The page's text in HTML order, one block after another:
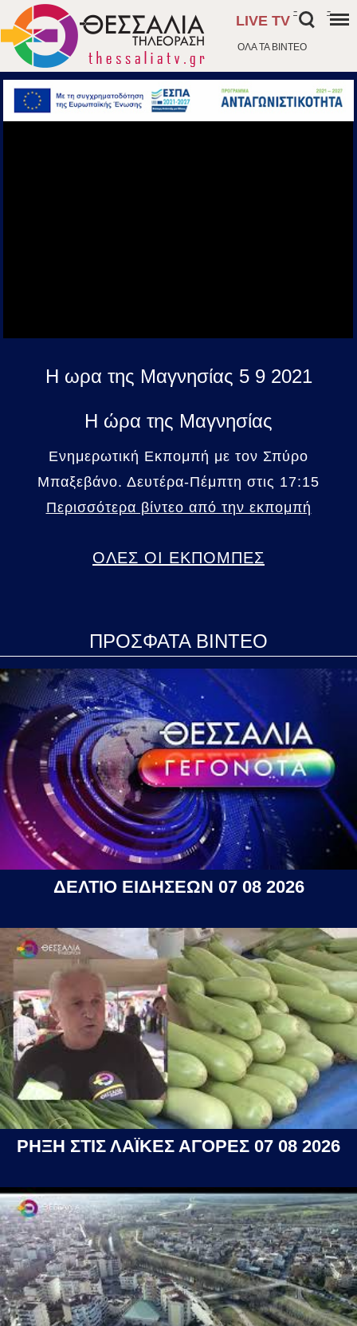
ΟΛΑ ΤΑ ΒΙΝΤΕΟ
LIVE TV
- -
Η ωρα της Μαγνησίας 5 9 2021
Η ώρα της Μαγνησίας
Ενημερωτική Εκπομπή με τον Σπύρο
Μπαξεβάνο. Δευτέρα-Πέμπτη στις 17:15
Περισσότερα βίντεο από την εκπομπή
ΟΛΕΣ ΟΙ ΕΚΠΟΜΠΕΣ
ΠΡΟΣΦΑΤΑ ΒΙΝΤΕΟ
ΔΕΛΤΙΟ ΕΙΔΗΣΕΩΝ 07 08 2026
ΡΗΞΗ ΣΤΙΣ ΛΑΪΚΕΣ ΑΓΟΡΕΣ 07 08 2026